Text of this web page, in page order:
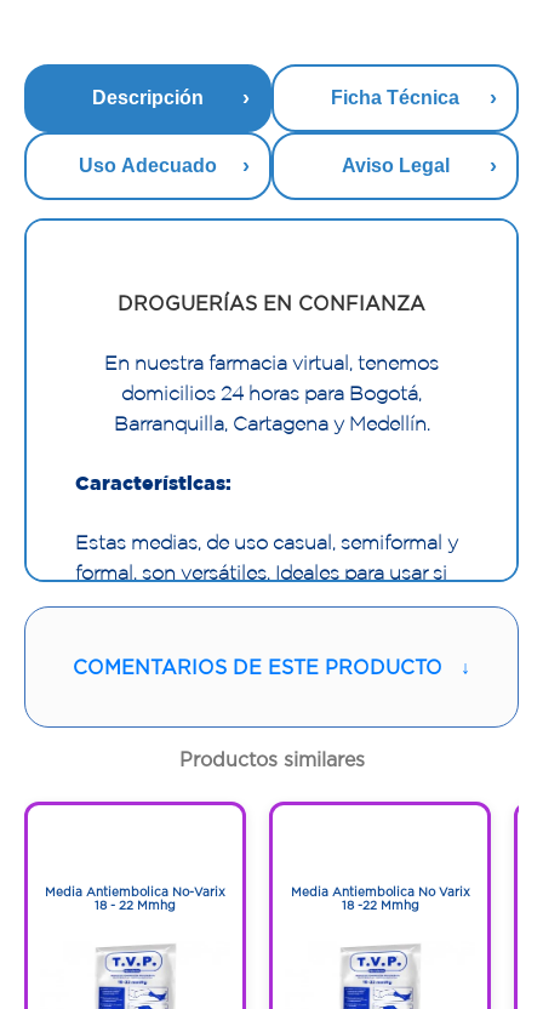
Descripción Ficha Técnica
Uso Adecuado Aviso Legal
DROGUERÍAS EN CONFIANZA
En nuestra farmacia virtual, tenemos
domicilios 24 horas para Bogotá,
Barranquilla, Cartagena y Medellín.
Características:
Estas medias, de uso casual, semiformal y
formal, son versátiles. Ideales para usar si
realizas labores donde permaneces mucho
baja compresión 8-15 mmHg No-Varix,
son un complemento para aliviar síntomas
en las piernas como: pesadez, dolor,
usarlas cuando no hay signos palpables o
COMENTARIOS DE ESTE PRODUCTO ↓
Productos similares
Media Antiembolica No-Varix
18 - 22 Mmhg
Media Antiembolica No Varix
18 -22 Mmhg